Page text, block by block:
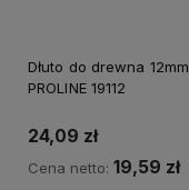
Dłuto do drewna 12mm
PROLINE 19112
24,09 zł
Cena netto: 19,59 zł